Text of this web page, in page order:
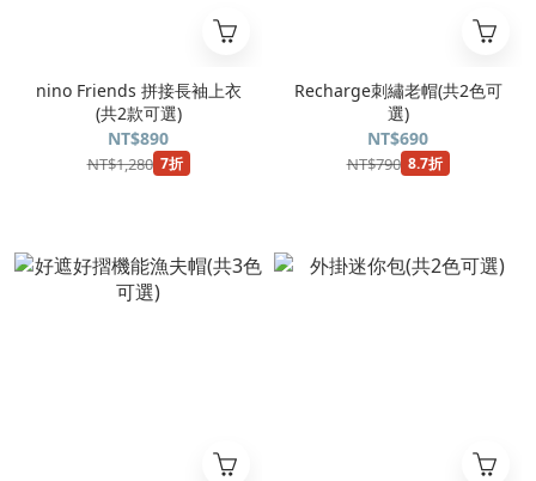
nino Friends 拼接長袖上衣
(共2款可選)
NT$890
NT$1,280 7折
Recharge刺繡老帽(共2色可
選)
NT$690
NT$790 8.7折